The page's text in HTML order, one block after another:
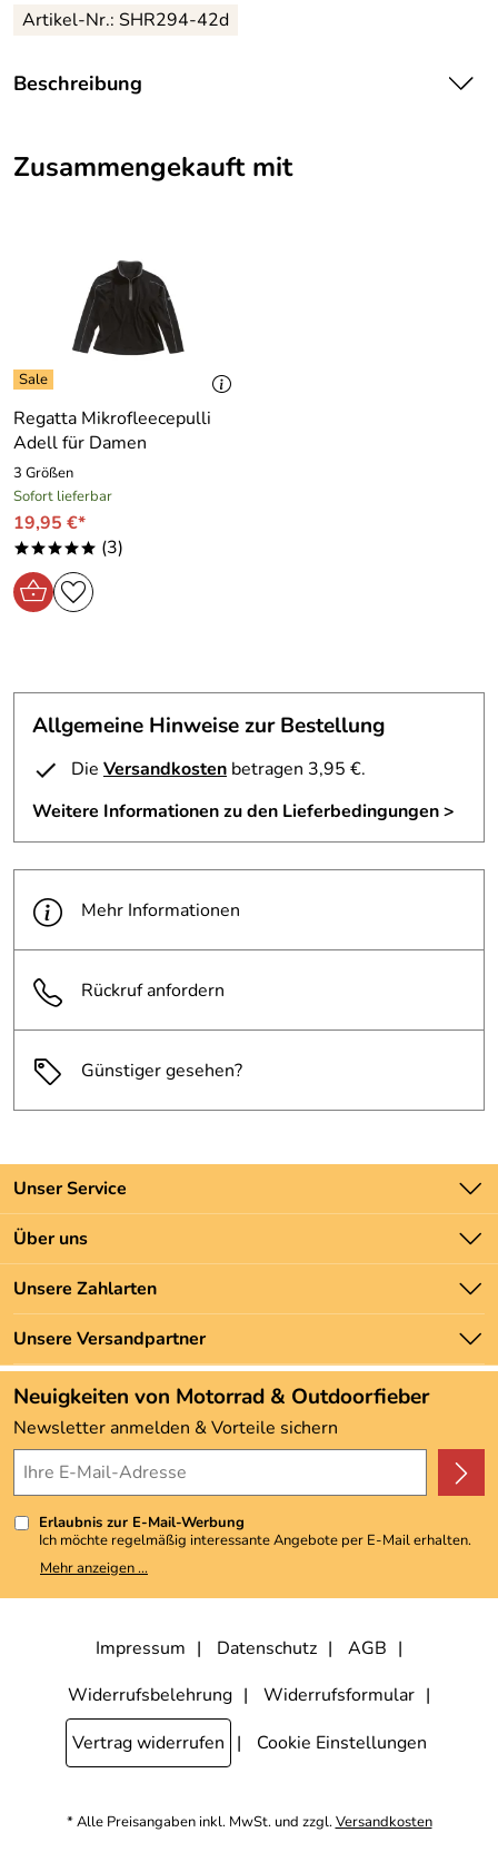
Artikel-Nr.: SHR294-42d
Beschreibung
Schöner Fleecepulli der Marke Gelert. Damen Schnittform
schnell zugreifen bevor andere diesen Fleecepullover ihr
eigen nennen. Schnelltrocknend und pflegeleicht, ideal für
jeden Tag !
Details des Gelert Zip Fleece Pullover Longmead
- 100 % Polyester Fleece
- gute Passform
- Farbe : damson ( violettton)
Pullover ist in Gr. 42 fällt aber recht knapp aus ( unserer
Meinung für 38/40 passend )
Wir schätzen das sehr gute Preis/Leistungsverhältnis der
britischen Outdoormarke Gelert.
Zusammengekauft mit
Regatta Mikrofleecepulli
Adell für Damen
3 Größen
Sofort lieferbar
19,95 €*
***** (3)
Allgemeine Hinweise zur Bestellung
Die Versandkosten betragen 3,95 €.
Weitere Informationen zu den Lieferbedingungen >
Mehr Informationen
Rückruf anfordern
Günstiger gesehen?
Unser Service
Kontakt
Batteriegesetz
Newsletter
Zahlung und Versand
Über uns
Unsere Bestseller
Marken
Neu
Angebote
Kundenbewertungen (3.493)
4,9/5*****
Unsere Zahlarten
Unsere Versandpartner
Neuigkeiten von Motorrad & Outdoorfieber
Newsletter anmelden & Vorteile sichern
Erlaubnis zur E-Mail-Werbung
Ich möchte regelmäßig interessante Angebote per E-Mail erhalten.
Meine E-Mail-Adresse wird nicht an andere Unternehmen
weitergegeben. Zu statistischen Zwecken wird in anonymer Form
kann ich jederzeit mit Wirkung für die Zukunft widerrufen, indem ich
den Link "Abmelden" am Ende des Newsletters anklicke. Die
Mehr anzeigen ...
Impressum Datenschutz
AGB
Widerrufsbelehrung
Widerrufsformular
Vertrag widerrufen
Cookie Einstellungen
* Alle Preisangaben inkl. MwSt. und zzgl.Versandkosten